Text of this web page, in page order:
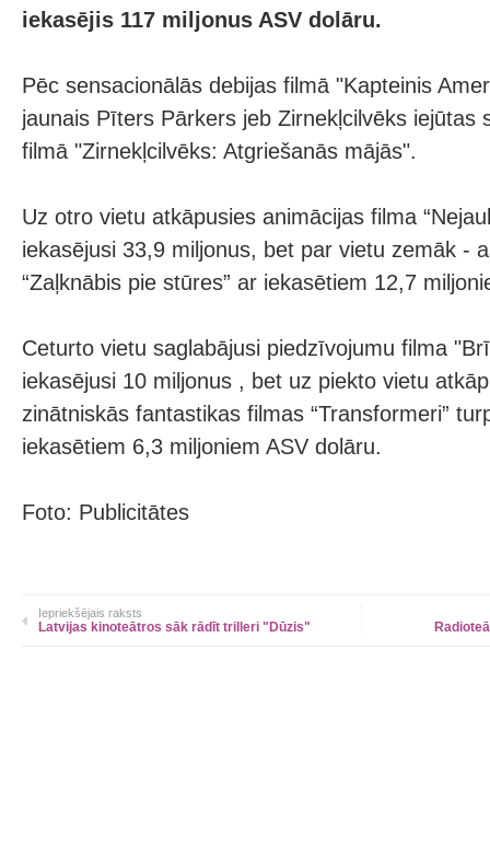
iekasējis 117 miljonus ASV dolāru.
Pēc sensacionālās debijas filmā "Kapteinis
jaunais Pīters Pārkers jeb Zirnekļcilvēks iejūtas
filmā "Zirnekļcilvēks: Atgriešanās mājās".
Uz otro vietu atkāpusies animācijas filma
iekasējusi 33,9 miljonus, bet par vietu zemāk -
“Zaļknābis pie stūres” ar iekasētiem 12,7
Ceturto vietu saglabājusi piedzīvojumu filma
iekasējusi 10 miljonus , bet uz piekto vietu
zinātniskās fantastikas filmas “Transformeri”
iekasētiem 6,3 miljoniem ASV dolāru.
Foto: Publicitātes
Iepriekšējais raksts
Latvijas kinoteātros sāk rādīt trilleri "Dūzis"